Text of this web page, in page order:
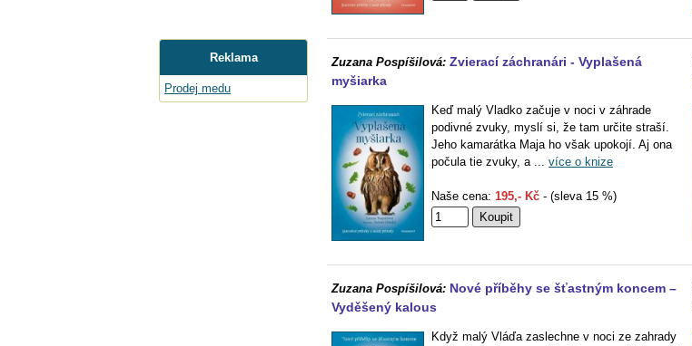
Reklama
Prodej medu
Zuzana Pospíšilová: Zvierací záchranári - Vyplašená
myšiarka
Keď malý Vladko začuje v noci v záhrade
podivné zvuky, myslí si, že tam určite straší.
Jeho kamarátka Maja ho však upokojí. Aj ona
počula tie zvuky, a ... více o knize
Naše cena: 195,- Kč - (sleva 15 %)
Zuzana Pospíšilová: Nové příběhy se šťastným koncem –
Vyděšený kalous
Když malý Vláďa zaslechne v noci ze zahrady